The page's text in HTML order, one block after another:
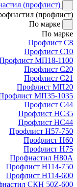
(профлист)
(профлист)
По марке
По марке
Профлист С8
Профлист С10
МП18-1100
Профлист С20
Профлист С21
Профлист МП20
МП35-1035
Профлист С44
Профлист НС35
Профлист НС44
Профлист Н57-750
Профлист Н60
Профлист Н75
Профнастил Н80А
Профлист Н114-750
Профлист Н114-600
СКН 50Z-600